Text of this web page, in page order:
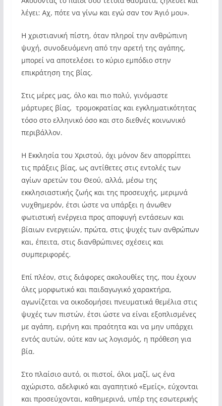
λέγει: Αχ, πότε να γίνω και εγώ σαν τον Άγιό μου».
Η χριστιανική πίστη, όταν πληροί την ανθρώπινη
ψυχή, συνοδευόμενη από την αρετή της αγάπης,
μπορεί να αποτελέσει το κύριο εμπόδιο στην
επικράτηση της βίας.
Στις μέρες μας, όλο και πιο πολύ, γινόμαστε
μάρτυρες βίας, τρομοκρατίας και εγκληματικότητας
τόσο στο ελληνικό όσο και στο διεθνές κοινωνικό
περιβάλλον.
Η Εκκλησία του Χριστού, όχι μόνον δεν απορρίπτει
τις πράξεις βίας, ως αντίθετες στις εντολές των
αγίων αρετών του Θεού, αλλά, μέσω της
εκκλησιαστικής ζωής και της προσευχής, μεριμνά
νυχθημερόν, έτσι ώστε να υπάρξει η άνωθεν
φωτιστική ενέργεια προς αποφυγή εντάσεων και
βίαιων ενεργειών, πρώτα, στις ψυχές των ανθρώπων
και, έπειτα, στις διανθρώπινες σχέσεις και
συμπεριφορές.
Επί πλέον, στις διάφορες ακολουθίες της, που έχουν
όλες μορφωτικό και παιδαγωγικό χαρακτήρα,
αγωνίζεται να οικοδομήσει πνευματικά θεμέλια στις
ψυχές των πιστών, έτσι ώστε να είναι εξοπλισμένες
με αγάπη, ειρήνη και πραότητα και να μην υπάρχει
εντός αυτών, ούτε καν ως λογισμός, η πρόθεση για
βία.
Στο πλαίσιο αυτό, οι πιστοί, όλοι μαζί, ως ένα
αχώριστο, αδελφικό και αγαπητικό «Εμείς», εύχονται
και προσεύχονται, καθημερινά, υπέρ της εσωτερικής